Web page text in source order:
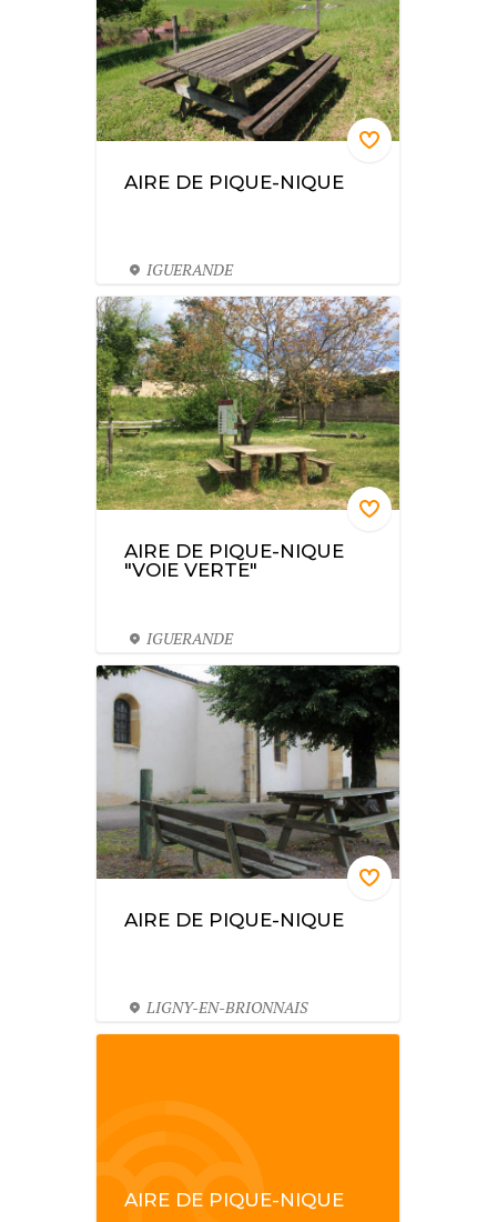
AIRE DE PIQUE-NIQUE
IGUERANDE
AIRE DE PIQUE-NIQUE
"VOIE VERTE"
IGUERANDE
AIRE DE PIQUE-NIQUE
LIGNY-EN-BRIONNAIS
AIRE DE PIQUE-NIQUE